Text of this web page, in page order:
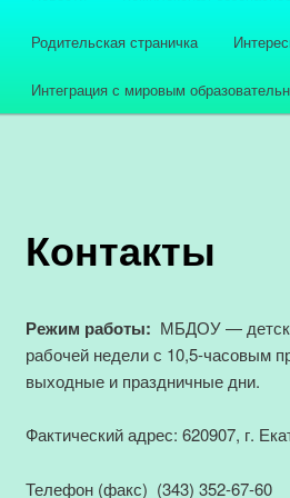
Родительская страничка
Интеграция с мировым
Контакты
Режим работы: МБДОУ —
рабочей недели с 10,5-часовым
выходные и праздничные дни.
Фактический адрес: 620907, г.
Телефон (факс) (343) 352-67-60